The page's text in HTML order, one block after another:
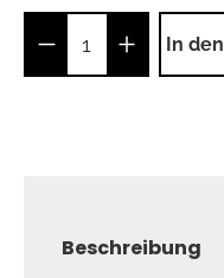
Produkt In
Beschreibung